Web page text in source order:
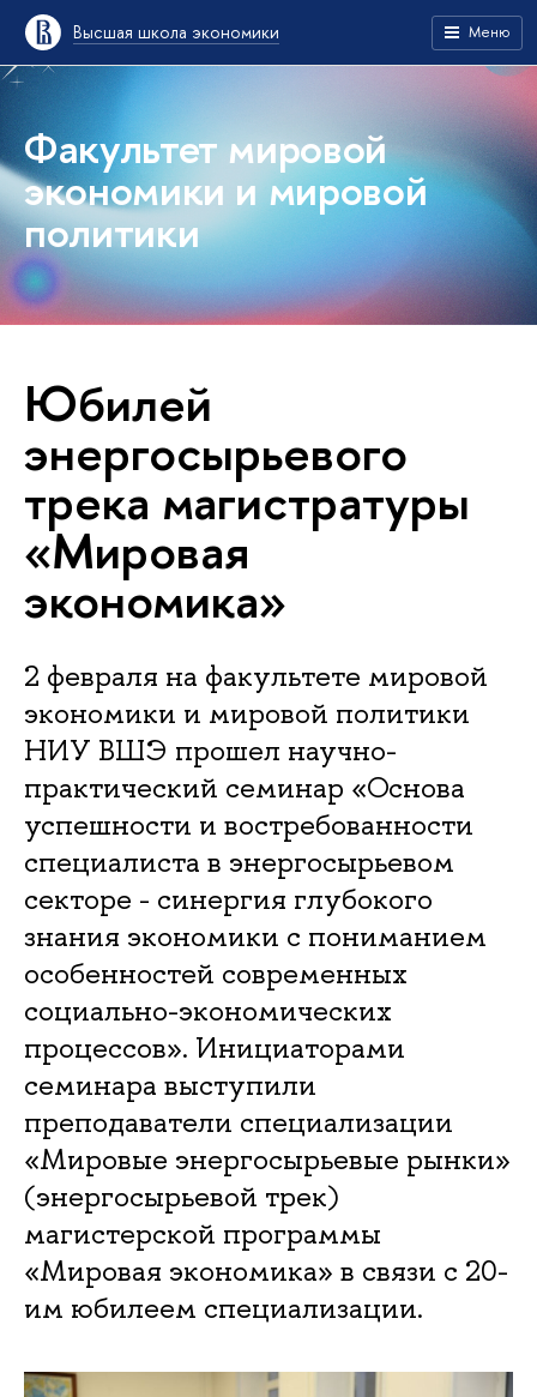
Высшая школа экономики Меню
Факультет мировой
экономики и мировой
политики
Юбилей
энергосырьевого
трека магистратуры
«Мировая
экономика»
2 февраля на факультете мировой
экономики и мировой политики
НИУ ВШЭ прошел научно-
практический семинар «Основа
успешности и востребованности
специалиста в энергосырьевом
секторе - синергия глубокого
знания экономики с пониманием
особенностей современных
социально-экономических
процессов». Инициаторами
семинара выступили
преподаватели специализации
«Мировые энергосырьевые рынки»
(энергосырьевой трек)
магистерской программы
«Мировая экономика» в связи с 20-
им юбилеем специализации.